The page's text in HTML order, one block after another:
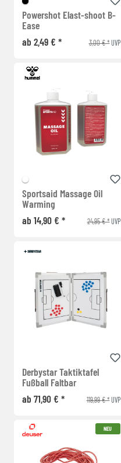
Powershot Elast-shoot B-
Ease
ab 2,49 € *
3,00 € *UVP
Sportsaid Massage Oil
Warming
ab 14,90 € *
24,95 € *UVP
Derbystar Taktiktafel
Fußball Faltbar
ab 71,90 € *
119,99 € *UVP
NEU